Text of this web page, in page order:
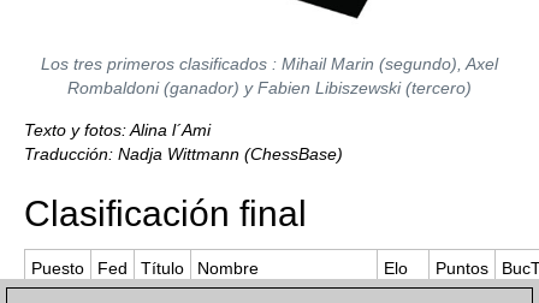
Los tres primeros clasificados : Mihail Marin (segundo), Axel
Rombaldoni (ganador) y Fabien Libiszewski (tercero)
Texto y fotos: Alina l´Ami
Traducción: Nadja Wittmann (ChessBase)
Clasificación final
Puesto Fed Título Nombre Elo Puntos